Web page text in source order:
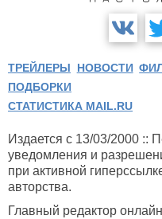
ТРЕЙЛЕРЫ НОВОСТИ
ПОДБОРКИ
СТАТИСТИКА MAIL.RU
Издается с 13/03/2000 ::
уведомления и
при активной
авторства.
Главный редактор